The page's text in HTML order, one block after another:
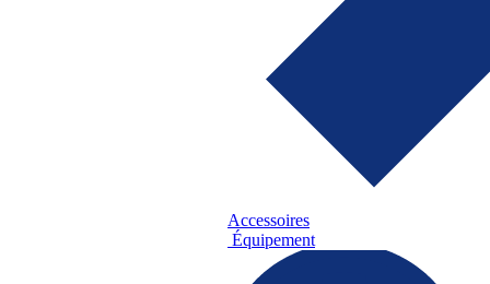
Accessoires
Équipement